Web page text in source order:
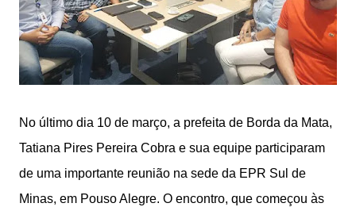
No último dia 10 de março, a prefeita de Borda da Mata,
Tatiana Pires Pereira Cobra e sua equipe participaram
de uma importante reunião na sede da EPR Sul de
Minas, em Pouso Alegre. O encontro, que começou às